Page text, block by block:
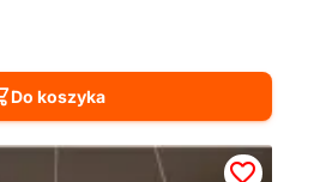
Do koszyka